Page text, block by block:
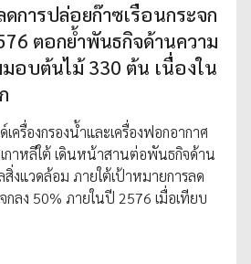
ดการปล่อยก๊าซเรือนกระจก
ตอกย้ำพันธกิจด้านความ
อบต้นไม้ 330 ต้น เนื่องใน
เครื่องกรองน้ำและเครื่องฟอกอากาศ
กาหลีใต้ เดินหน้าสานต่อพันธกิจด้าน
งแวดล้อม ภายใต้เป้าหมายการลด
กลง 50% ภายในปี 2576 เมื่อเทียบ